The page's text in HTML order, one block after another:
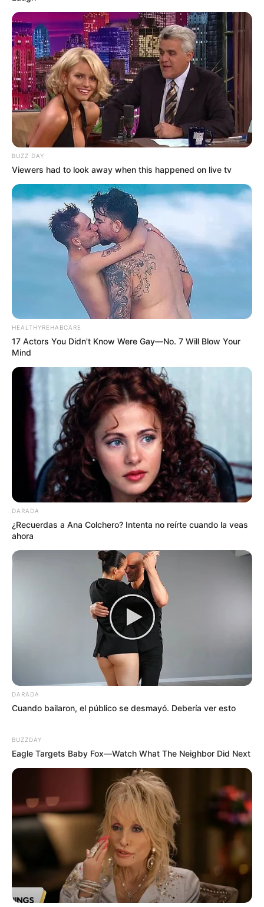
BUZZ DAY
Viewers had to look away when this happened on live tv
HEALTHYREHABCARE
17 Actors You Didn't Know Were Gay—No. 7 Will Blow Your
Mind
DARADA
¿Recuerdas a Ana Colchero? Intenta no reírte cuando la veas
ahora
DARADA
Cuando bailaron, el público se desmayó. Debería ver esto
BUZZDAY
Eagle Targets Baby Fox—Watch What The Neighbor Did Next